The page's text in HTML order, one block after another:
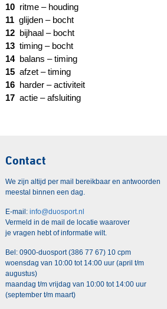
10 ritme – houding
11glijden – bocht
12bijhaal – bocht
13timing – bocht
14balans – timing
15afzet – timing
16harder – activiteit
17actie – afsluiting
Contact
We zijn altijd per mail bereikbaar en antwoorden
meestal binnen een dag.
E-mail: info@duosport.nl
Vermeld in de mail de locatie waarover
je vragen hebt of informatie wilt.
Bel: 0900-duosport (386 77 67) 10 cpm
woensdag van 10:00 tot 14:00 uur (april t/m
augustus)
maandag t/m vrijdag van 10:00 tot 14:00 uur
(september t/m maart)